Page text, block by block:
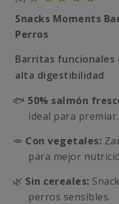
Snacks Moments
Perros
Barritas funcionales
alta digestibilidad
🐟 50% salmón
ideal para premiar.
🥕 Con vegetales:
para mejor
🌿 Sin cereales:
perros sensibles.